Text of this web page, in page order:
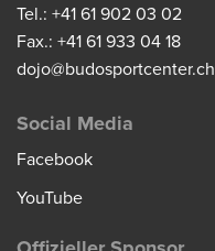
Tel.: +41 61 902 03 02
Fax.: +41 61 933 04 18
dojo@budosportcenter.ch
Social Media
Facebook
YouTube